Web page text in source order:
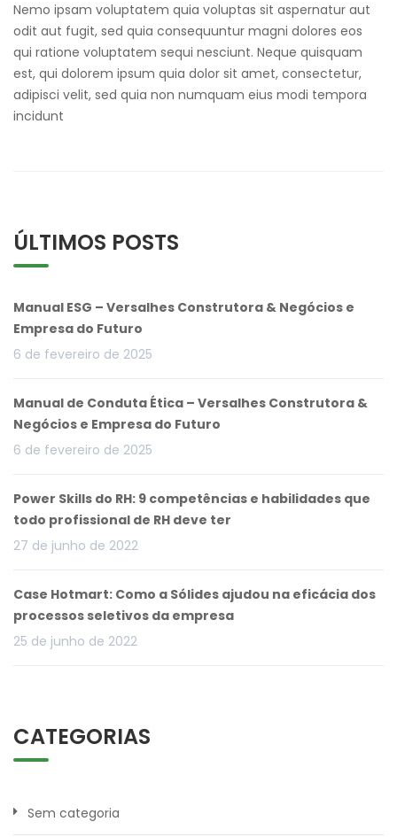
Nemo ipsam voluptatem quia voluptas sit aspernatur aut
odit aut fugit, sed quia consequuntur magni dolores eos
qui ratione voluptatem sequi nesciunt. Neque quisquam
est, qui dolorem ipsum quia dolor sit amet, consectetur,
adipisci velit, sed quia non numquam eius modi tempora
incidunt
ÚLTIMOS POSTS
Manual ESG – Versalhes Construtora & Negócios e
Empresa do Futuro
6 de fevereiro de 2025
Manual de Conduta Ética – Versalhes Construtora &
Negócios e Empresa do Futuro
6 de fevereiro de 2025
Power Skills do RH: 9 competências e habilidades que
todo profissional de RH deve ter
27 de junho de 2022
Case Hotmart: Como a Sólides ajudou na eficácia dos
processos seletivos da empresa
25 de junho de 2022
CATEGORIAS
Sem categoria